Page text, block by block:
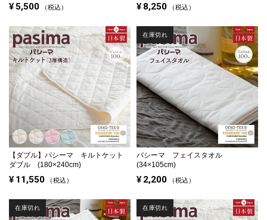
¥5,500 税込 ¥ 8,250 税込
【ダブル】 パシーマ キルトケット
ダブル (180×240cm)
¥ 11,550 税込
パシーマ フェイスタオル
(34×105cm)
¥ 2,200 税込
在庫切れ
在庫切れ 在庫切れ